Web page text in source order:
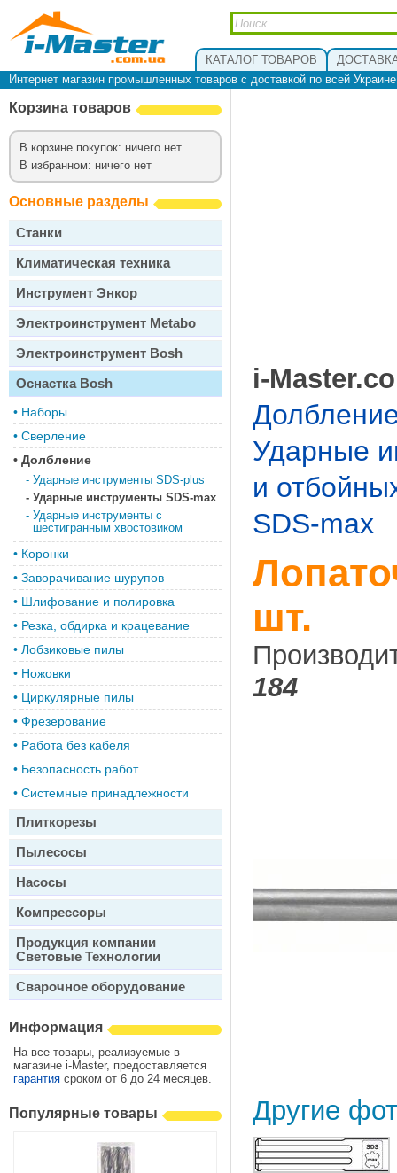
КАТАЛОГ ТОВАРОВ
Интернет магазин промышленных товаров с доставкой по всей
Корзина товаров
В корзине покупок: ничего нет
В избранном: ничего нет
Основные разделы
Станки
Климатическая техника
Инструмент Энкор
Электроинструмент Metabo
Электроинструмент Bosh
Оснастка Bosh
• Наборы
• Сверление
• Долбление
- Ударные инструменты SDS-plus
- Ударные инструменты SDS-max
- Ударные инструменты с
шестигранным хвостовиком
• Коронки
• Заворачивание шурупов
• Шлифование и полировка
• Резка, обдирка и крацевание
• Лобзиковые пилы
• Ножовки
• Циркулярные пилы
• Фрезерование
• Работа без кабеля
• Безопасность работ
• Системные принадлежности
Плиткорезы
Пылесосы
Насосы
Компрессоры
Продукция компании
Световые Технологии
Сварочное оборудование
Информация
На все товары, реализуемые в
магазине i-Master, предоставляется
гарантия сроком от 6 до 24 месяцев.
Популярные товары
i-
Ударные
и
SDS-max
шт.
184
Другие